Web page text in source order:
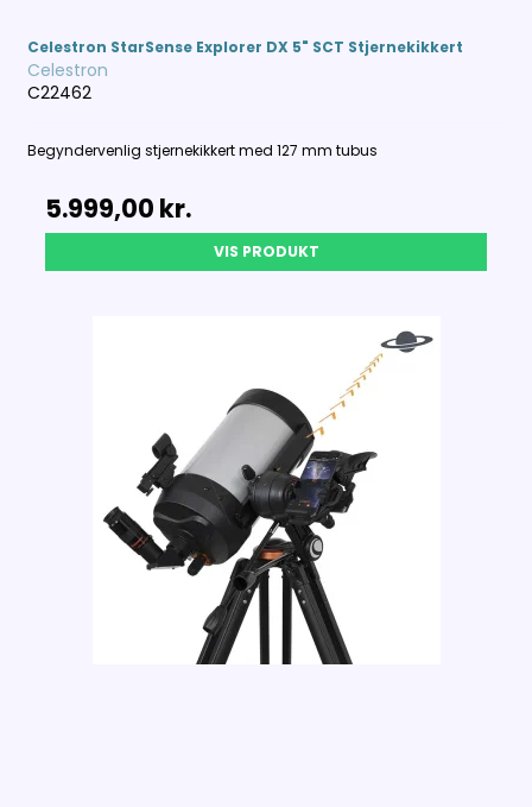
Celestron StarSense Explorer DX 5" SCT Stjernekikkert
Celestron
C22462
Begyndervenlig stjernekikkert med 127 mm tubus
5.999,00 kr.
VIS PRODUKT